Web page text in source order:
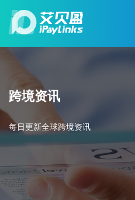
跨境资讯
每日更新全球跨境资讯